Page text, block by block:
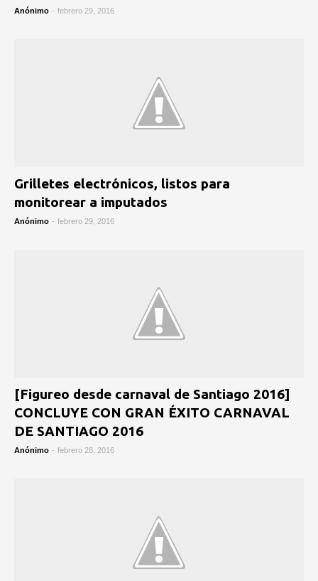
Anónimo - febrero 29, 2016
Grilletes electrónicos, listos para
monitorear a imputados
Anónimo - febrero 29, 2016
[Figureo desde carnaval de Santiago 2016]
CONCLUYE CON GRAN ÉXITO CARNAVAL
DE SANTIAGO 2016
Anónimo - febrero 28, 2016